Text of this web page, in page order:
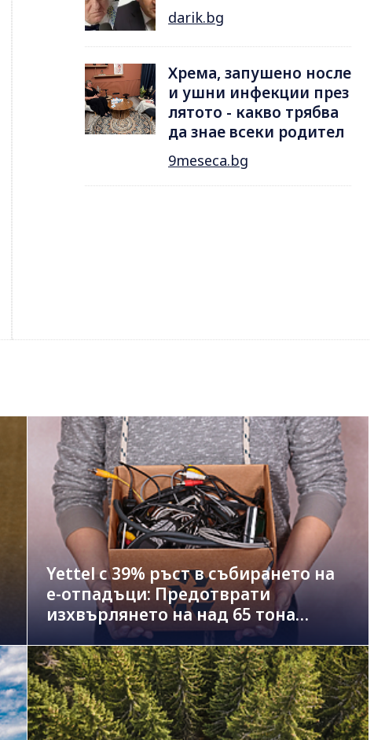
darik.bg
Хрема, запушено носле
и ушни инфекции през
лятотo - какво трябва
да знае всеки родител
9meseca.bg
Yettel с 39% ръст в събирането на
е-отпадъци: Предотврати
изхвърлянето на над 65 тона
техника през 2025 г.